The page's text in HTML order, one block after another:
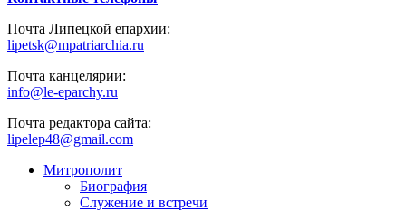
Почта Липецкой епархии:
lipetsk@mpatriarchia.ru
Почта канцелярии:
info@le-eparchy.ru
Почта редактора сайта:
lipelep48@gmail.com
Митрополит
Биография
Служение и встречи